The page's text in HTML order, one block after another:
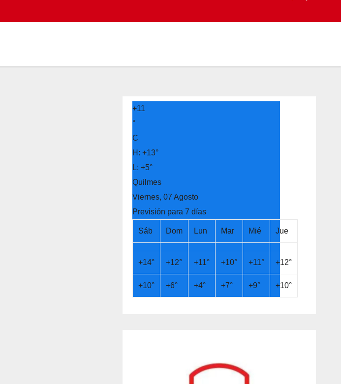
+11
°
C
H:+13°
L:+5°
Quilmes
Viernes, 07 Agosto
Previsión para 7 días
Sáb Dom Lun Mar Mié Jue
+14° +12° +11° +10° +11° +12°
+10° +6° +4° +7° +9° +10°